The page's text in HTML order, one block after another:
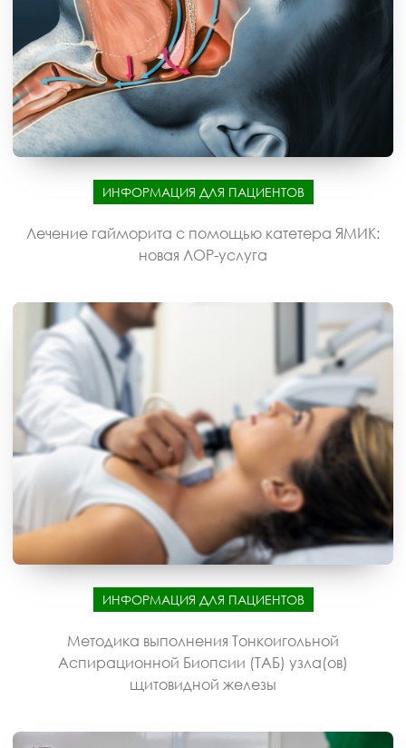
ИНФОРМАЦИЯ ДЛЯ ПАЦИЕНТОВ
Лечение гайморита с помощью катетера ЯМИК:
новая ЛОР-услуга
ИНФОРМАЦИЯ ДЛЯ ПАЦИЕНТОВ
Методика выполнения Тонкоигольной
Аспирационной Биопсии (ТАБ) узла(ов)
щитовидной железы